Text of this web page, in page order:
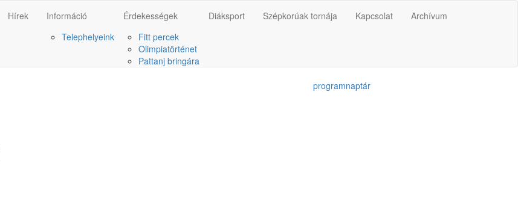
Hírek
Információ
Telephelyeink
Érdekességek
Fitt percek
Olimpiatörténet
Pattanj bringára
Diáksport Szépkorúak tornája Kapcsolat Archívum
programnaptár